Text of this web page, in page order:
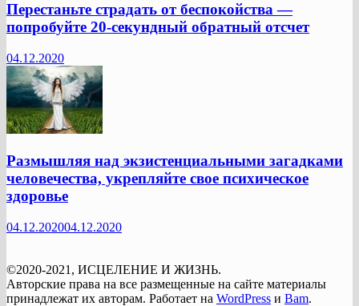
Перестаньте страдать от беспокойства —
попробуйте 20-секундный обратный отсчет
04.12.2020
Размышляя над экзистенциальными загадками
человечества, укрепляйте свое психическое
здоровье
04.12.202004.12.2020
©2020-2021, ИСЦЕЛЕНИЕ И ЖИЗНЬ.
Авторские права на все размещенные на сайте материалы
принадлежат их авторам. Работает на WordPress и Bam.